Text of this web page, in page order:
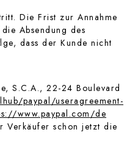
Die Frist zur Annahme
Absendung des
dass der Kunde nicht
S.C.A., 22-24 Boulevard
/paypal /useragreement-
www.paypal.com/de
Verkäufer schon jetzt die